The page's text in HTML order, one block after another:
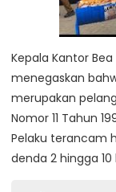
Kepala Kantor
menegaskan
merupakan
Nomor 11 Tahun
Pelaku terancam
denda 2 hingga